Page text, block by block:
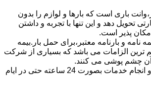
باری است که بارها و لوازم را بدون
تحویل دهد و این تنها با تجربه و داشتن
پذیر است.
نامه و بارنامه معتبر،برای حمل بار.بیمه
ترین الزامات می باشد که بسیاری از شرکت
آن چشم پوشی می کنند.
امکان فعالیت و انجام خدمات بصورت 24 ساعته حتی در ایام